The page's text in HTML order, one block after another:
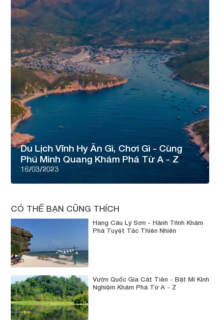
Du Lịch Vĩnh Hy Ăn Gì, Chơi Gì - Cùng
Phú Minh Quang Khám Phá Từ A - Z
16/03/2023
CÓ THỂ BẠN CŨNG THÍCH
Hang Câu Lý Sơn - Hành Trình Khám
Phá Tuyệt Tác Thiên Nhiên
Vườn Quốc Gia Cát Tiên - Bật Mí Kinh
Nghiệm Khám Phá Từ A - Z